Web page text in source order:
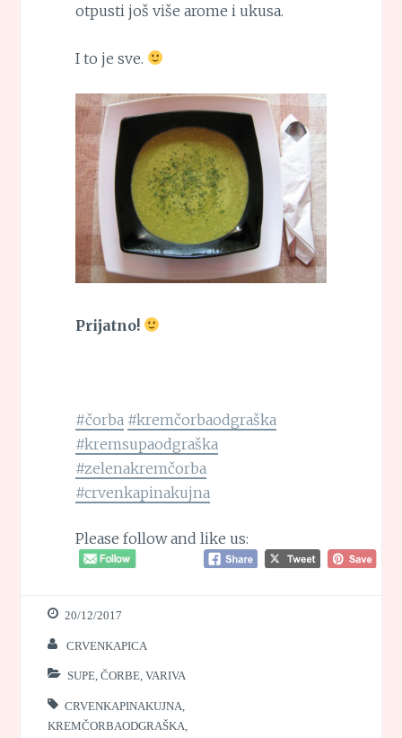
otpusti još više arome i ukusa.
I to je sve.
Prijatno!
#čorba #kremčorbaodgraška
#kremsupaodgraška
#zelenakremčorba
#crvenkapinakujna
Please follow and like us:
20/12/2017
CRVENKAPICA
SUPE, ČORBE, VARIVA
CRVENKAPINAKUJNA
KREMČORBAODGRAŠKA